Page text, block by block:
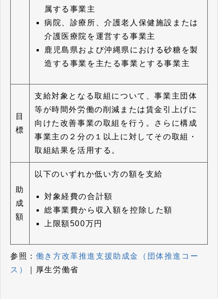
属する事業主
病院、診療所、介護老人保健施設または
介護医療院を運営する事業主
鹿児島県および沖縄県における砂糖を製
造する事業を主たる事業とする事業主
目
標
支給対象となる取組について、事業主団体
等が時間外労働の削減または賃金引上げに
向けた改善事業の取組を行う。さらに構成
事業主の２分の１以上に対してその取組・
取組結果を活用する。
助
成
額
以下のいずれか低い方の額を支給
対象経費の合計額
総事業費から収入額を控除した額
上限額500万円
参照： 働き方改革推進支援助成金（団体推進コー
ス）
｜厚生労働省